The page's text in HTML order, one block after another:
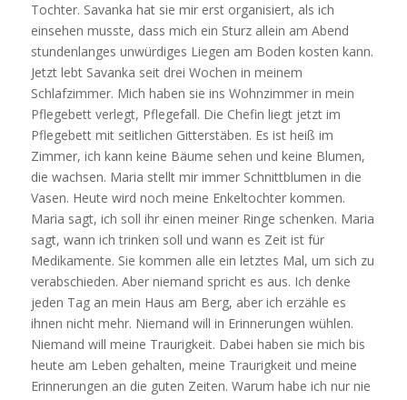
Tochter. Savanka hat sie mir erst organisiert, als ich
einsehen musste, dass mich ein Sturz allein am Abend
stundenlanges unwürdiges Liegen am Boden kosten kann.
Jetzt lebt Savanka seit drei Wochen in meinem
Schlafzimmer. Mich haben sie ins Wohnzimmer in mein
Pflegebett verlegt, Pflegefall. Die Chefin liegt jetzt im
Pflegebett mit seitlichen Gitterstäben. Es ist heiß im
Zimmer, ich kann keine Bäume sehen und keine Blumen,
die wachsen. Maria stellt mir immer Schnittblumen in die
Vasen. Heute wird noch meine Enkeltochter kommen.
Maria sagt, ich soll ihr einen meiner Ringe schenken. Maria
sagt, wann ich trinken soll und wann es Zeit ist für
Medikamente. Sie kommen alle ein letztes Mal, um sich zu
verabschieden. Aber niemand spricht es aus. Ich denke
jeden Tag an mein Haus am Berg, aber ich erzähle es
ihnen nicht mehr. Niemand will in Erinnerungen wühlen.
Niemand will meine Traurigkeit. Dabei haben sie mich bis
heute am Leben gehalten, meine Traurigkeit und meine
Erinnerungen an die guten Zeiten. Warum habe ich nur nie